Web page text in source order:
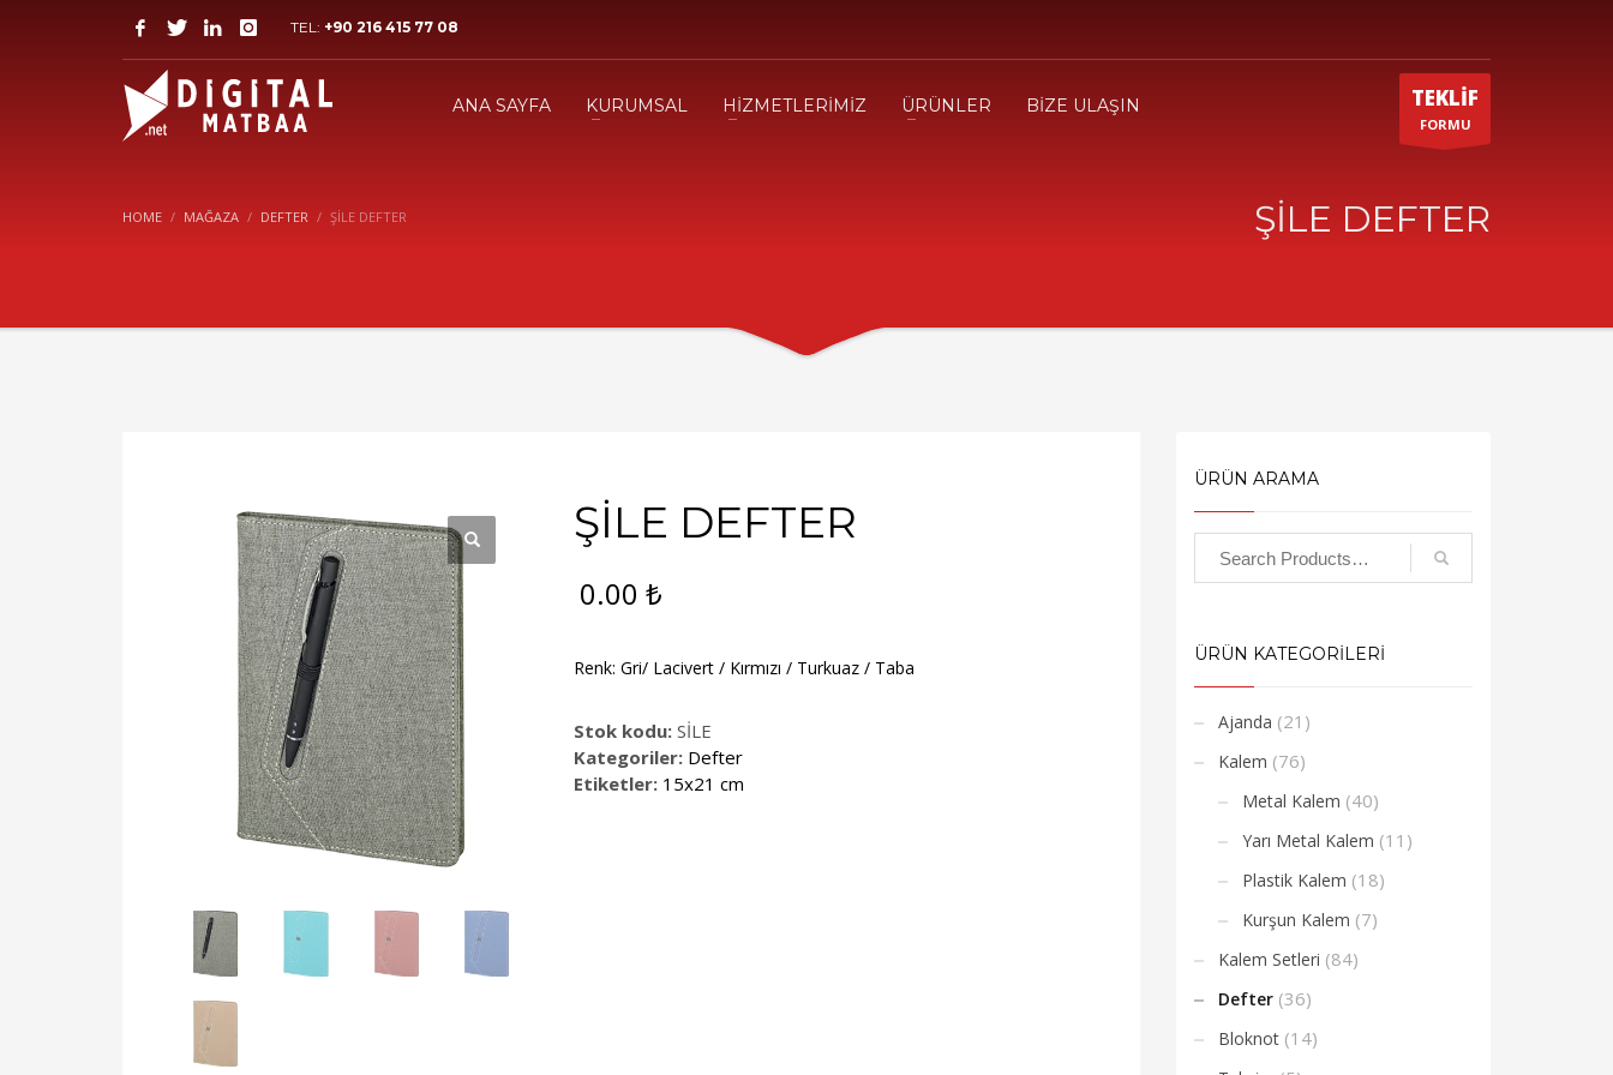
TEL: +90 216 415 77 08
ANA SAYFA KURUMSAL HİZMETLERİMİZ ÜRÜNLER BİZE ULAŞIN TEKLİF
FORMU
HOME MAĞAZA DEFTER ŞİLE DEFTER ŞİLE DEFTER
ŞİLE DEFTER
0.00₺
Renk: Gri/ Lacivert / Kırmızı / Turkuaz / Taba
Stok kodu:SİLE
Kategoriler: Defter
Etiketler: 15x21 cm
ÜRÜN ARAMA
ÜRÜN KATEGORİLERİ
Ajanda (21)
Kalem (76)
Metal Kalem (40)
Yarı Metal Kalem (11)
Plastik Kalem (18)
Kurşun Kalem (7)
Kalem Setleri (84)
Defter (36)
Bloknot (14)